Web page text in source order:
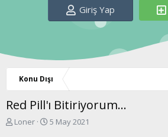
Giriş Yap
Konu Dışı
Red Pill'ı Bitiriyorum...
KLoner
B
5 May 2021